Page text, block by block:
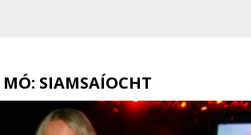
SIAMSAÍOCHT